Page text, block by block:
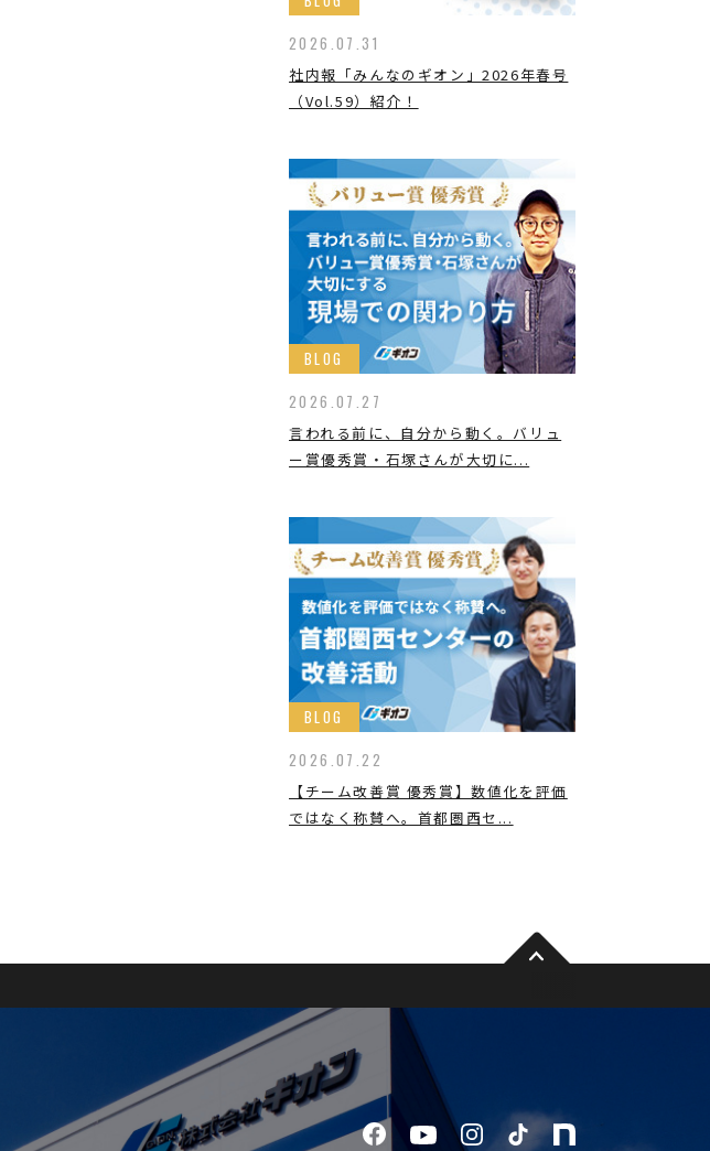
2026.07.31
社内報「みんなのギオン」2026年春号
（Vol.59）紹介！
BLOG
2026.07.27
言われる前に、自分から動く。バリュ
ー賞優秀賞・石塚さんが大切に...
BLOG
2026.07.22
【チーム改善賞 優秀賞】数値化を評価
ではなく称賛へ。首都圏西セ...